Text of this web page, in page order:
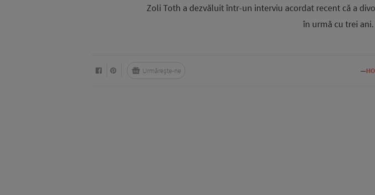
Zoli Toth a dezvăluit într-un interviu acordat recent că a
în urmă cu trei ani.
—
Urmărește-ne